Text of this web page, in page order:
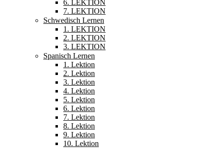
6. LEKTION
7. LEKTION
Schwedisch Lernen
1. LEKTION
2. LEKTION
3. LEKTION
Spanisch Lernen
1. Lektion
2. Lektion
3. Lektion
4. Lektion
5. Lektion
6. Lektion
7. Lektion
8. Lektion
9. Lektion
10. Lektion